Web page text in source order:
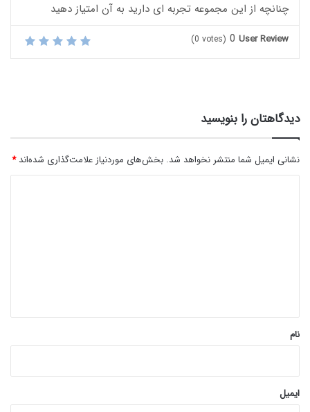
چنانچه از این مجموعه تجربه ای دارید به آن امتیاز دهید
User Review
0
(0 votes)
دیدگاهتان را بنویسید
نشانی ایمیل شما منتشر نخواهد شد. بخش‌های موردنیاز علامت‌گذاری شده‌اند*
نام
ایمیل